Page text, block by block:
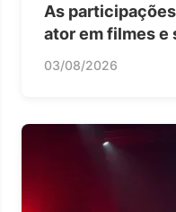
As
ator em filmes e
03/08/2026